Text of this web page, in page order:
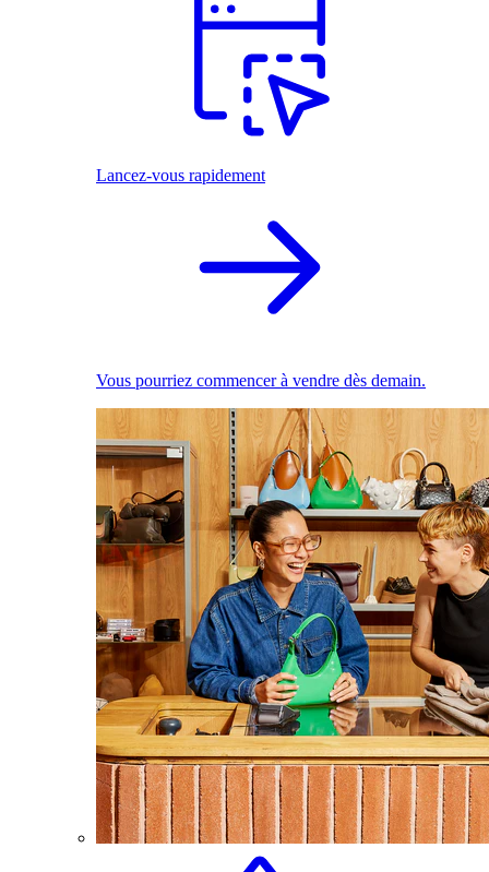
Lancez-vous rapidement
Vous pourriez commencer à vendre dès demain.